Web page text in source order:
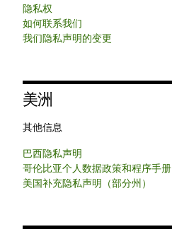
隐私权
如何联系我们
我们隐私声明的变更
美洲
其他信息
巴西隐私声明
哥伦比亚个人数据政策和程序手册
美国补充隐私声明（部分州）